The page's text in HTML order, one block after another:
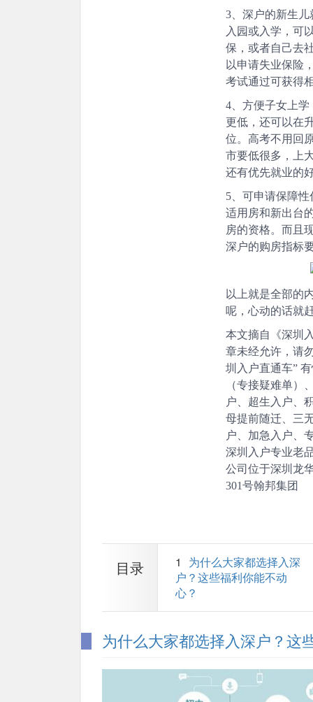
3、深户的新生
入园或入学，可
保，或者自己去
以申请失业保险
考试通过可获得
4、方便子女上
更低，还可以在
位。高考不用回
市要低很多，上
还有优先就业的
5、可申请保障
适用房和新出台
房的资格。而且
深户的购房指标
以上就是全部的
呢，心动的话就
本文摘自《深圳
章未经允许，请
圳入户直通车”
（专接疑难单）
户、超生入户、
母提前随迁、三
户、加急入户、
深圳入户专业老
公司位于深圳龙
301号翰邦集团
1
为什么大家都选择入深
户？这些福利你能不动
心？
为什么大家都选择入深户？这